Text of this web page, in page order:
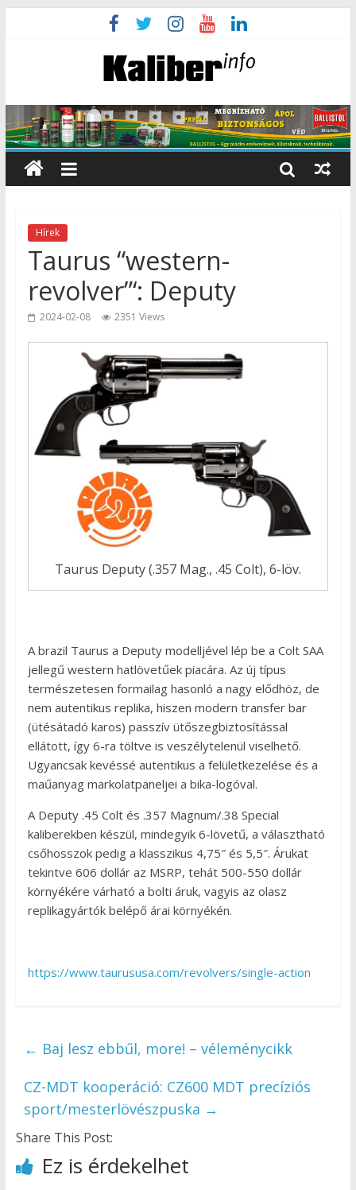
Hírek
Taurus “western-
revolver”‘: Deputy
2024-02-08 2351 Views
Taurus Deputy (.357 Mag., .45 Colt), 6-löv.
A brazil Taurus a Deputy modelljével lép be a Colt SAA
jellegű western hatlövetűek piacára. Az új típus
természetesen formailag hasonló a nagy elődhöz, de
nem autentikus replika, hiszen modern transfer bar
(ütésátadó karos) passzív ütőszegbiztosítással
ellátott, így 6-ra töltve is veszélytelenül viselhető.
Ugyancsak kevéssé autentikus a felületkezelése és a
maűanyag markolatpaneljei a bika-logóval.
A Deputy .45 Colt és .357 Magnum/.38 Special
kaliberekben készül, mindegyik 6-lövetű, a választható
csőhosszok pedig a klasszikus 4,75″ és 5,5″. Árukat
tekintve 606 dollár az MSRP, tehát 500-550 dollár
környékére várható a bolti áruk, vagyis az olasz
replikagyártók belépő árai környékén.
https://www.taurususa.com/revolvers/single-action
← Baj lesz ebbűl, more! – véleménycikk
CZ-MDT kooperáció: CZ600 MDT precíziós
sport/mesterlövészpuska →
Share This Post:
Ez is érdekelhet